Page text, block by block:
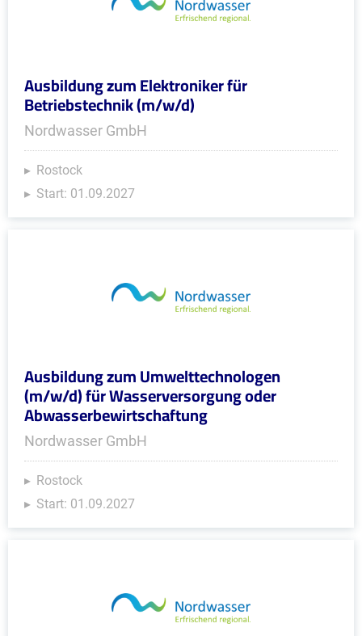
Ausbildung zum Elektroniker für
Betriebstechnik (m/w/d)
Nordwasser GmbH
Rostock
Start: 01.09.2027
Ausbildung zum Umwelttechnologen
(m/w/d) für Wasserversorgung oder
Abwasserbewirtschaftung
Nordwasser GmbH
Rostock
Start: 01.09.2027